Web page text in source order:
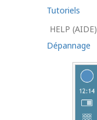
Le
Tutoriels
HELP (AIDE)
Dépannage